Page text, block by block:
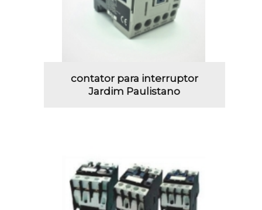
contator para interruptor
Jardim Paulistano